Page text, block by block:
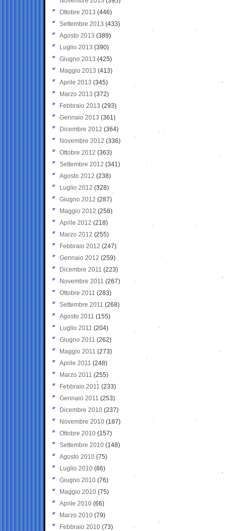
Ottobre 2013 (446)
Settembre 2013 (433)
Agosto 2013 (389)
Luglio 2013 (390)
Giugno 2013 (425)
Maggio 2013 (413)
Aprile 2013 (345)
Marzo 2013 (372)
Febbraio 2013 (293)
Gennaio 2013 (361)
Dicembre 2012 (364)
Novembre 2012 (336)
Ottobre 2012 (363)
Settembre 2012 (341)
Agosto 2012 (238)
Luglio 2012 (328)
Giugno 2012 (287)
Maggio 2012 (258)
Aprile 2012 (218)
Marzo 2012 (255)
Febbraio 2012 (247)
Gennaio 2012 (259)
Dicembre 2011 (223)
Novembre 2011 (267)
Ottobre 2011 (283)
Settembre 2011 (268)
Agosto 2011 (155)
Luglio 2011 (204)
Giugno 2011 (262)
Maggio 2011 (273)
Aprile 2011 (248)
Marzo 2011 (255)
Febbraio 2011 (233)
Gennaio 2011 (253)
Dicembre 2010 (237)
Novembre 2010 (187)
Ottobre 2010 (157)
Settembre 2010 (148)
Agosto 2010 (75)
Luglio 2010 (86)
Giugno 2010 (76)
Maggio 2010 (75)
Aprile 2010 (66)
Marzo 2010 (79)
Febbraio 2010 (73)